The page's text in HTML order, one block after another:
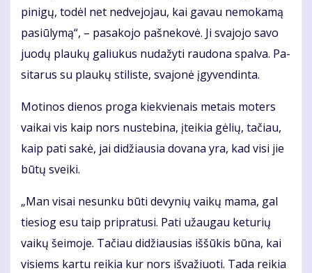
pi­ni­gų, to­dėl net ne­dve­jo­jau, kai ga­vau ne­mo­ka­mą
pa­siū­ly­mą“, – pa­sa­ko­jo pa­šne­ko­vė. Ji sva­jo­jo sa­vo
juo­dų plau­kų ga­liu­kus nu­da­žy­ti rau­do­na spal­va. Pa­
si­ta­rus su plau­kų sti­lis­te, sva­jo­nė įgy­ven­din­ta.
Mo­ti­nos die­nos pro­ga kiek­vie­nais me­tais mo­ters
vai­kai vis kaip nors nu­ste­bi­na, įtei­kia gė­lių, ta­čiau,
kaip pa­ti sa­kė, jai di­džiau­sia do­va­na yra, kad vi­si jie
bū­tų svei­ki.
„Man vi­sai ne­sun­ku bū­ti de­vy­nių vai­kų ma­ma, gal
tie­siog esu taip pri­pra­tu­si. Pa­ti už­au­gau ke­tu­rių
vai­kų šei­mo­je. Ta­čiau di­džiau­sias iš­šū­kis bū­na, kai
vi­siems kar­tu rei­kia kur nors iš­va­žiuo­ti. Ta­da rei­kia